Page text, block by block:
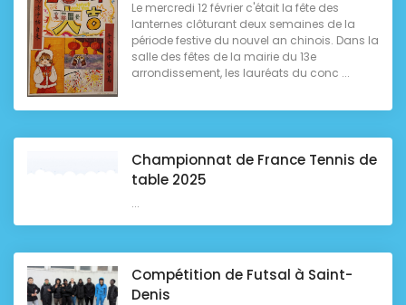
Le mercredi 12 février c'était la fête des
lanternes clôturant deux semaines de la
période festive du nouvel an chinois. Dans la
salle des fêtes de la mairie du 13e
arrondissement, les lauréats du conc ...
Championnat de France Tennis de
table 2025
...
Compétition de Futsal à Saint-
Denis